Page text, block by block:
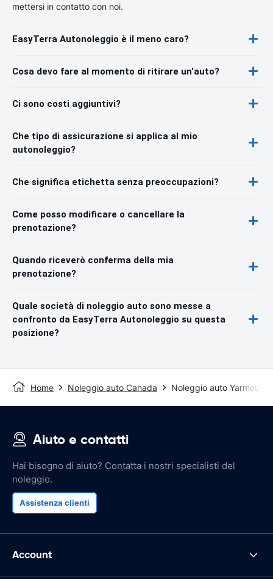
mettersi in contatto con noi.
EasyTerra Autonoleggio è il meno caro?
Cosa devo fare al momento di ritirare un'auto?
Ci sono costi aggiuntivi?
Che tipo di assicurazione si applica al mio
autonoleggio?
Che significa etichetta senza preoccupazioni?
Come posso modificare o cancellare la
prenotazione?
Quando riceverò conferma della mia
prenotazione?
Quale società di noleggio auto sono messe a
confronto da EasyTerra Autonoleggio su questa
posizione?
Home Noleggio auto Canada Noleggio auto Yarmouth
Aiuto e contatti
Hai bisogno di aiuto? Contatta i nostri specialisti del
noleggio.
Assistenza clienti
Account